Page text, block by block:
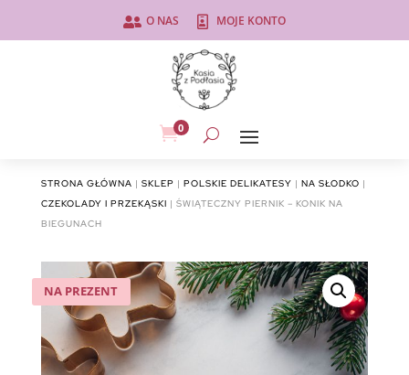
 O NAS  MOJE KONTO
0
STRONA GŁÓWNA | SKLEP | POLSKIE DELIKATESY | NA SŁODKO |
CZEKOLADY I PRZEKĄSKI | ŚWIĄTECZNY PIERNIK – KONIK NA
BIEGUNACH
NA PREZENT